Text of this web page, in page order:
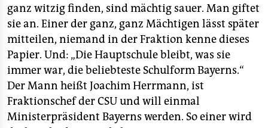
ganz witzig finden, sind mächtig sauer. Man giftet
sie an. Einer der ganz, ganz Mächtigen lässt später
mitteilen, niemand in der Fraktion kenne dieses
Papier. Und: „Die Hauptschule bleibt, was sie
immer war, die beliebteste Schulform Bayerns.“
Der Mann heißt Joachim Herrmann, ist
Fraktionschef der CSU und will einmal
Ministerpräsident Bayerns werden. So einer wird